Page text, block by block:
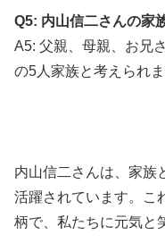
Q5: 内山信二さんの家
A5: 父親、母親、お兄
の5人家族と考えられま
内山信二さんは、家族
活躍されています。
こ
柄で、私たちに元気と